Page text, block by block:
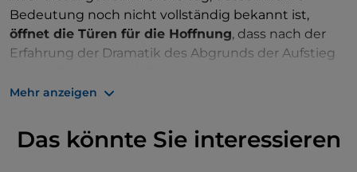
Bedeutung noch nicht vollständig bekannt ist,
öffnet die Türen für die Hoffnung, dass nach der
Erfahrung der Dramatik des Abgrunds der Aufstieg
jüdischer Paare und Familien kommen kann.
all den gleichen Konnotationen begrüßt wird, die
Mehr anzeigen
Das könnte Sie interessieren